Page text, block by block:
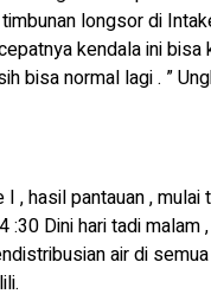
longsor di
kendala ini bisa
bisa normal lagi . ”
I , hasil pantauan ,
:30 Dini hari tadi malam
air di